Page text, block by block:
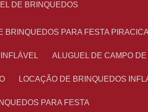
DE BRINQUEDOS
BRINQUEDOS PARA FESTA
ALUGUEL DE CAMPO
LOCAÇÃO DE BRINQUEDOS
PARA FESTA